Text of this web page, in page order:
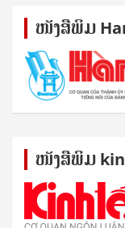
ໜັງ​ສື​ພິມ
ໜັງ​ສື​ພິມ